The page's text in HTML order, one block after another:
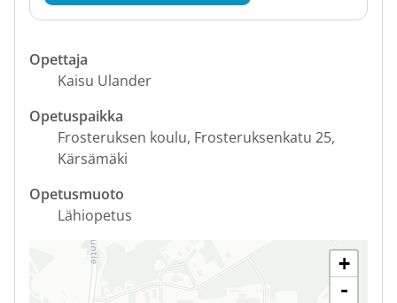
Opettaja
Kaisu Ulander
Opetuspaikka
Frosteruksen koulu Frosteruksenkatu 25
Kärsämäki
Opetusmuoto
Lähiopetus
+
-